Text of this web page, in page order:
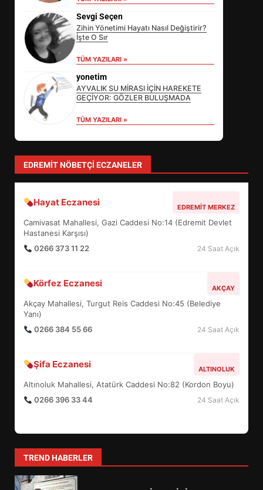
Sevgi Seçen
Zihin Yönetimi Hayatı Nasıl Değiştirir?
İşte O Sır
TÜM YAZILARI »
yonetim
AYVALIK SU MİRASI İÇİN HAREKETE
GEÇİYOR: GÖZLER BULUŞMADA
TÜM YAZILARI »
EDREMIT NÖBETÇI ECZANELER
Hayat Eczanesi EDREMIT MERKEZ
Camivasat Mahallesi, Gazi Caddesi No:14 (Edremit Devlet
Hastanesi Karşısı)
0266 373 11 22
24 Saat Açık
Körfez Eczanesi AKÇAY
Akçay Mahallesi, Turgut Reis Caddesi No:45 (Belediye
Yanı)
0266 384 55 66
24 Saat Açık
Şifa Eczanesi ALTINOLUK
Altınoluk Mahallesi, Atatürk Caddesi No:82 (Kordon Boyu)
0266 396 33 44
24 Saat Açık
TREND HABERLER
EİB’DE KRİTİK ATAMA:
SÜRDÜRÜLEBİLİRLİKTE NE
DEĞİŞECEK?
4
EDREMİT’İN GURURU TÜRKİYE
FİNALİNDE NE BAŞARDI?
5
BALIKESİR MÜZELERİNDE SÜRE
UZATILDI: NE DEĞİŞTİ?
6
BURHANİYE SATRANÇ
DEĞİŞTİRİYOR?
7
YENİ YÖNETİM NASIL
ŞEKİLLENDİ?
1
BULUŞMADA